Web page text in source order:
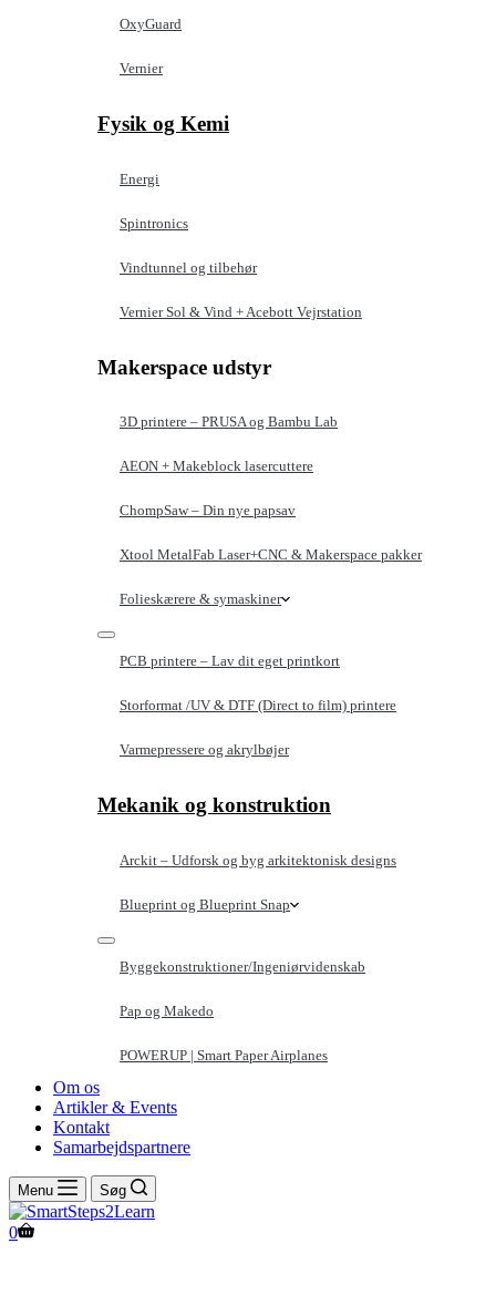
OxyGuard
Vernier
Fysik og Kemi
Energi
Spintronics
Vindtunnel og tilbehør
Vernier Sol & Vind + Acebott Vejrstation
Makerspace udstyr
3D printere – PRUSA og Bambu Lab
AEON + Makeblock lasercuttere
ChompSaw – Din nye papsav
Xtool MetalFab Laser+CNC & Makerspace pakker
Folieskærere & symaskiner
PCB printere – Lav dit eget printkort
Storformat /UV & DTF (Direct to film) printere
Varmepressere og akrylbøjer
Mekanik og konstruktion
Arckit – Udforsk og byg arkitektonisk designs
Blueprint og Blueprint Snap
Byggekonstruktioner/Ingeniørvidenskab
Pap og Makedo
POWERUP | Smart Paper Airplanes
Om os
Artikler & Events
Kontakt
Samarbejdspartnere
Menu Søg
Indkøbskurv
0